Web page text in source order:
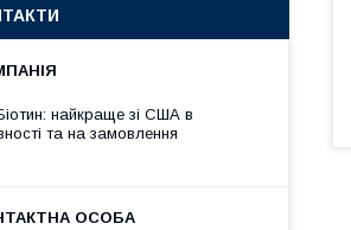
найкраще зі США в
та на замовлення